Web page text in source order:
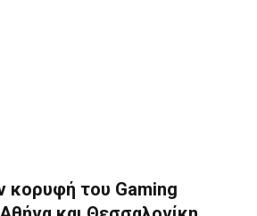
κορυφή του Gaming